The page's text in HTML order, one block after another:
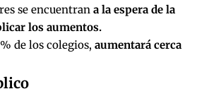
se encuentran a la espera de la
los aumentos.
de los colegios, aumentará cerca